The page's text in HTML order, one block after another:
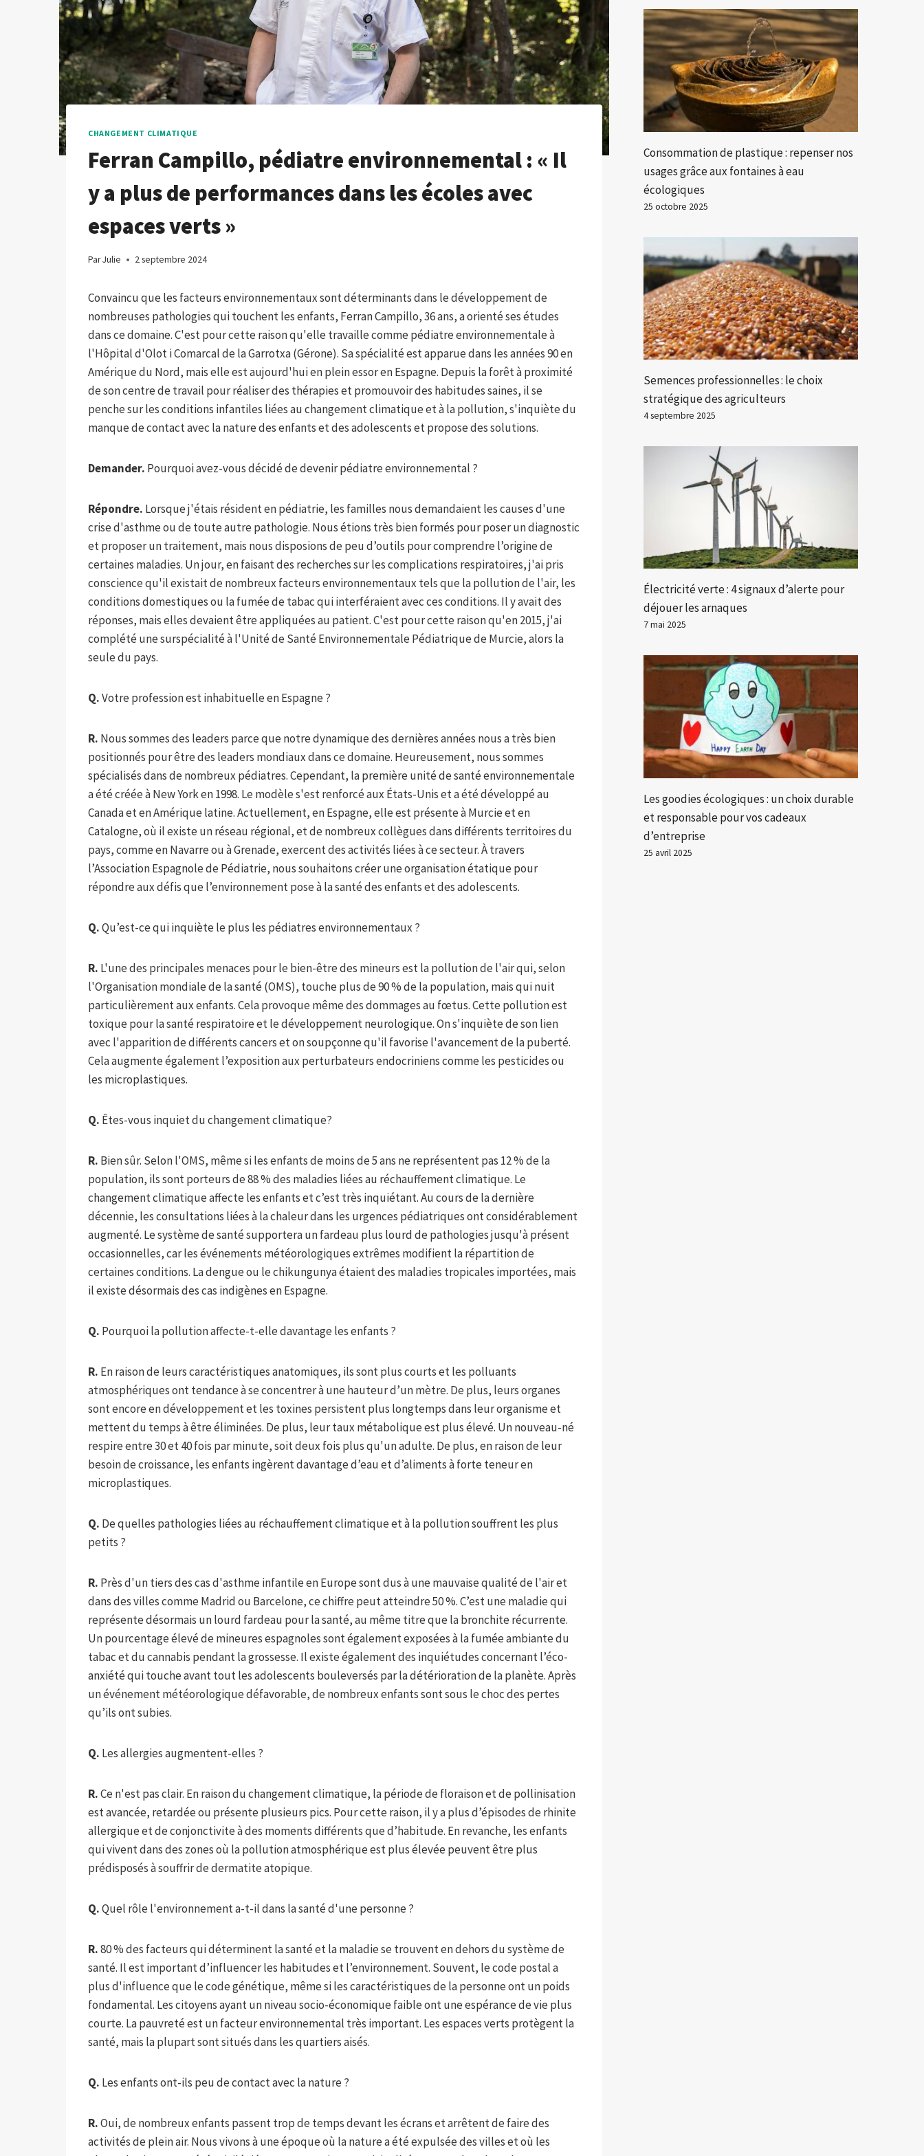
CHANGEMENT CLIMATIQUE
Ferran Campillo, pédiatre environnemental : « Il
y a plus de performances dans les écoles avec
espaces verts »
ParJulie 2 septembre 2024
Convaincu que les facteurs environnementaux sont déterminants dans le développement de
nombreuses pathologies qui touchent les enfants, Ferran Campillo, 36 ans, a orienté ses études
dans ce domaine. C'est pour cette raison qu'elle travaille comme pédiatre environnementale à
l'Hôpital d'Olot i Comarcal de la Garrotxa (Gérone). Sa spécialité est apparue dans les années 90 en
Amérique du Nord, mais elle est aujourd'hui en plein essor en Espagne. Depuis la forêt à proximité
de son centre de travail pour réaliser des thérapies et promouvoir des habitudes saines, il se
penche sur les conditions infantiles liées au changement climatique et à la pollution, s'inquiète du
manque de contact avec la nature des enfants et des adolescents et propose des solutions.
Demander. Pourquoi avez-vous décidé de devenir pédiatre environnemental ?
Répondre. Lorsque j'étais résident en pédiatrie, les familles nous demandaient les causes d'une
crise d'asthme ou de toute autre pathologie. Nous étions très bien formés pour poser un diagnostic
et proposer un traitement, mais nous disposions de peu d’outils pour comprendre l’origine de
certaines maladies. Un jour, en faisant des recherches sur les complications respiratoires, j'ai pris
conscience qu'il existait de nombreux facteurs environnementaux tels que la pollution de l'air, les
conditions domestiques ou la fumée de tabac qui interféraient avec ces conditions. Il y avait des
réponses, mais elles devaient être appliquées au patient. C'est pour cette raison qu'en 2015, j'ai
complété une surspécialité à l'Unité de Santé Environnementale Pédiatrique de Murcie, alors la
seule du pays.
Q.Votre profession est inhabituelle en Espagne ?
R. Nous sommes des leaders parce que notre dynamique des dernières années nous a très bien
positionnés pour être des leaders mondiaux dans ce domaine. Heureusement, nous sommes
spécialisés dans de nombreux pédiatres. Cependant, la première unité de santé environnementale
a été créée à New York en 1998. Le modèle s'est renforcé aux États-Unis et a été développé au
Canada et en Amérique latine. Actuellement, en Espagne, elle est présente à Murcie et en
Catalogne, où il existe un réseau régional, et de nombreux collègues dans différents territoires du
pays, comme en Navarre ou à Grenade, exercent des activités liées à ce secteur. À travers
l’Association Espagnole de Pédiatrie, nous souhaitons créer une organisation étatique pour
répondre aux défis que l’environnement pose à la santé des enfants et des adolescents.
Q.Qu’est-ce qui inquiète le plus les pédiatres environnementaux ?
R. L'une des principales menaces pour le bien-être des mineurs est la pollution de l'air qui, selon
l'Organisation mondiale de la santé (OMS), touche plus de 90 % de la population, mais qui nuit
particulièrement aux enfants. Cela provoque même des dommages au fœtus. Cette pollution est
toxique pour la santé respiratoire et le développement neurologique. On s'inquiète de son lien
avec l'apparition de différents cancers et on soupçonne qu'il favorise l'avancement de la puberté.
Cela augmente également l’exposition aux perturbateurs endocriniens comme les pesticides ou
les microplastiques.
Q. Êtes-vous inquiet du changement climatique?
R. Bien sûr. Selon l'OMS, même si les enfants de moins de 5 ans ne représentent pas 12 % de la
population, ils sont porteurs de 88 % des maladies liées au réchauffement climatique. Le
changement climatique affecte les enfants et c’est très inquiétant. Au cours de la dernière
décennie, les consultations liées à la chaleur dans les urgences pédiatriques ont considérablement
augmenté. Le système de santé supportera un fardeau plus lourd de pathologies jusqu'à présent
occasionnelles, car les événements météorologiques extrêmes modifient la répartition de
certaines conditions. La dengue ou le chikungunya étaient des maladies tropicales importées, mais
il existe désormais des cas indigènes en Espagne.
Q. Pourquoi la pollution affecte-t-elle davantage les enfants ?
R. En raison de leurs caractéristiques anatomiques, ils sont plus courts et les polluants
atmosphériques ont tendance à se concentrer à une hauteur d’un mètre. De plus, leurs organes
sont encore en développement et les toxines persistent plus longtemps dans leur organisme et
mettent du temps à être éliminées. De plus, leur taux métabolique est plus élevé. Un nouveau-né
respire entre 30 et 40 fois par minute, soit deux fois plus qu'un adulte. De plus, en raison de leur
besoin de croissance, les enfants ingèrent davantage d’eau et d’aliments à forte teneur en
microplastiques.
Q. De quelles pathologies liées au réchauffement climatique et à la pollution souffrent les plus
petits ?
R. Près d'un tiers des cas d'asthme infantile en Europe sont dus à une mauvaise qualité de l'air et
dans des villes comme Madrid ou Barcelone, ce chiffre peut atteindre 50 %. C’est une maladie qui
représente désormais un lourd fardeau pour la santé, au même titre que la bronchite récurrente.
Un pourcentage élevé de mineures espagnoles sont également exposées à la fumée ambiante du
tabac et du cannabis pendant la grossesse. Il existe également des inquiétudes concernant l’éco-
anxiété qui touche avant tout les adolescents bouleversés par la détérioration de la planète. Après
un événement météorologique défavorable, de nombreux enfants sont sous le choc des pertes
qu’ils ont subies.
Q. Les allergies augmentent-elles ?
R.Ce n'est pas clair. En raison du changement climatique, la période de floraison et de pollinisation
est avancée, retardée ou présente plusieurs pics. Pour cette raison, il y a plus d’épisodes de rhinite
allergique et de conjonctivite à des moments différents que d’habitude. En revanche, les enfants
qui vivent dans des zones où la pollution atmosphérique est plus élevée peuvent être plus
prédisposés à souffrir de dermatite atopique.
Q.Quel rôle l'environnement a-t-il dans la santé d'une personne ?
R.80 % des facteurs qui déterminent la santé et la maladie se trouvent en dehors du système de
santé. Il est important d’influencer les habitudes et l’environnement. Souvent, le code postal a
plus d'influence que le code génétique, même si les caractéristiques de la personne ont un poids
fondamental. Les citoyens ayant un niveau socio-économique faible ont une espérance de vie plus
courte. La pauvreté est un facteur environnemental très important. Les espaces verts protègent la
santé, mais la plupart sont situés dans les quartiers aisés.
Q. Les enfants ont-ils peu de contact avec la nature ?
R.Oui, de nombreux enfants passent trop de temps devant les écrans et arrêtent de faire des
activités de plein air. Nous vivons à une époque où la nature a été expulsée des villes et où les
Consommation de plastique : repenser nos
usages grâce aux fontaines à eau
écologiques
25 octobre 2025
Semences professionnelles : le choix
stratégique des agriculteurs
4 septembre 2025
Électricité verte : 4 signaux d’alerte pour
déjouer les arnaques
7 mai 2025
Les goodies écologiques : un choix durable
et responsable pour vos cadeaux
d’entreprise
25 avril 2025